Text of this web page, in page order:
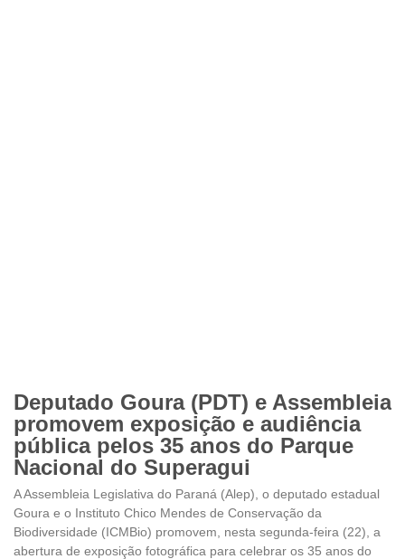
Deputado Goura (PDT) e Assembleia
promovem exposição e audiência
pública pelos 35 anos do Parque
Nacional do Superagui
A Assembleia Legislativa do Paraná (Alep), o deputado estadual
Goura e o Instituto Chico Mendes de Conservação da
Biodiversidade (ICMBio) promovem, nesta segunda-feira (22), a
abertura de exposição fotográfica para celebrar os 35 anos do